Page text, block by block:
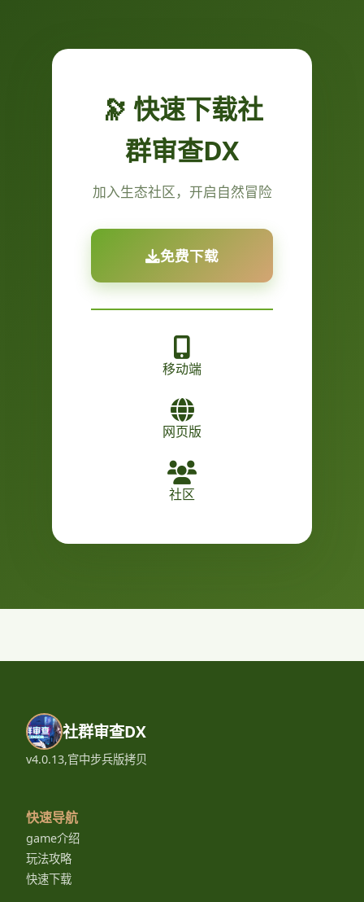
🔭 快速下载社
群审查DX
加入生态社区，开启自然冒险
免费下载
移动端
网页版
社区
社群审查DX
v4.0.13,官中步兵版拷贝
快速导航
game介绍
玩法攻略
快速下载